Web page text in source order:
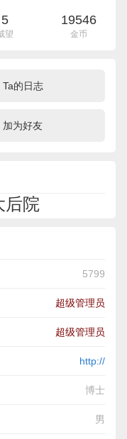
5
望
19546
金币
Ta的日志
加为好友
后院
5799
超级管理员
超级管理员
http://
博士
男